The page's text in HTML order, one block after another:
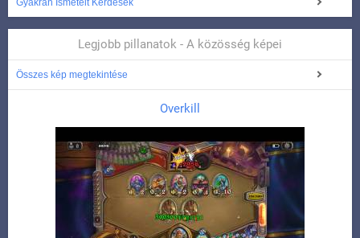
Gyakran Ismételt Kérdések
Legjobb pillanatok - A közösség képei
Összes kép megtekintése
Overkill